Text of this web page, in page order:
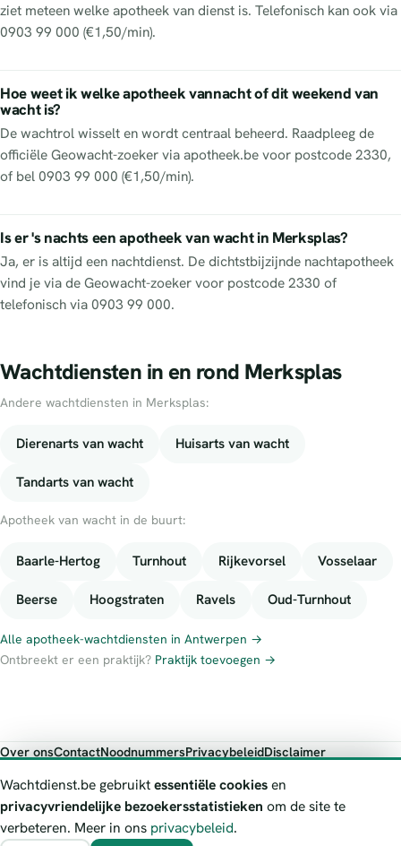
ziet meteen welke apotheek van dienst is. Telefonisch kan ook via
0903 99 000 (€1,50/min).
Hoe weet ik welke apotheek vannacht of dit weekend van
wacht is?
De wachtrol wisselt en wordt centraal beheerd. Raadpleeg de
officiële Geowacht-zoeker via apotheek.be voor postcode 2330,
of bel 0903 99 000 (€1,50/min).
Is er 's nachts een apotheek van wacht in Merksplas?
Ja, er is altijd een nachtdienst. De dichtstbijzijnde nachtapotheek
vind je via de Geowacht-zoeker voor postcode 2330 of
telefonisch via 0903 99 000.
Wachtdiensten in en rond Merksplas
Andere wachtdiensten in Merksplas:
Dierenarts van wacht Huisarts van wacht
Tandarts van wacht
Apotheek van wacht in de buurt:
Baarle-Hertog Turnhout Rijkevorsel Vosselaar
Beerse Hoogstraten Ravels Oud-Turnhout
Alle apotheek-wachtdiensten in Antwerpen →
Ontbreekt er een praktijk? Praktijk toevoegen →
Over onsContactNoodnummersPrivacybeleidDisclaimer
Wachtdienst.be toont publieke wachtdienst-informatie ter oriëntatie.
Bij levensgevaar bel je altijd 112. Controleer altijd de actuele
wachtregeling bij de vermelde officiële bron.
Wachtdienst.be gebruiktessentiële cookiesen
privacyvriendelijke bezoekersstatistieken om de site te
verbeteren. Meer in ons privacybeleid.